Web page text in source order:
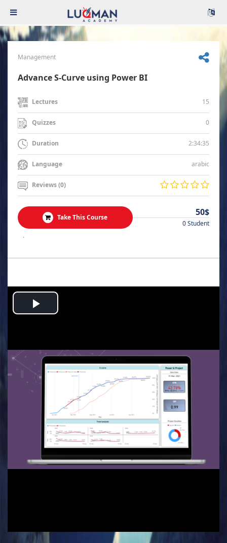
Management
Advance S-Curve using Power BI
Lectures 15
Quizzes 0
Duration 2:34:35
Language arabic
Reviews (0)
Take This Course 50$
0 Student
.
Play